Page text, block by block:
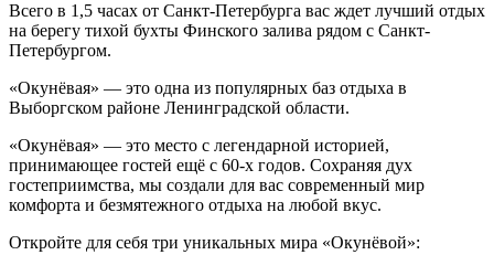
Всего в 1,5 часах от Санкт-Петербурга вас ждет лучший отдых
на берегу тихой бухты Финского залива рядом с Санкт-
Петербургом.
«Окунёвая» — это одна из популярных баз отдыха в
Выборгском районе Ленинградской области.
«Окунёвая» — это место с легендарной историей,
принимающее гостей ещё с 60-х годов. Сохраняя дух
гостеприимства, мы создали для вас современный мир
комфорта и безмятежного отдыха на любой вкус.
Откройте для себя три уникальных мира «Окунёвой»: